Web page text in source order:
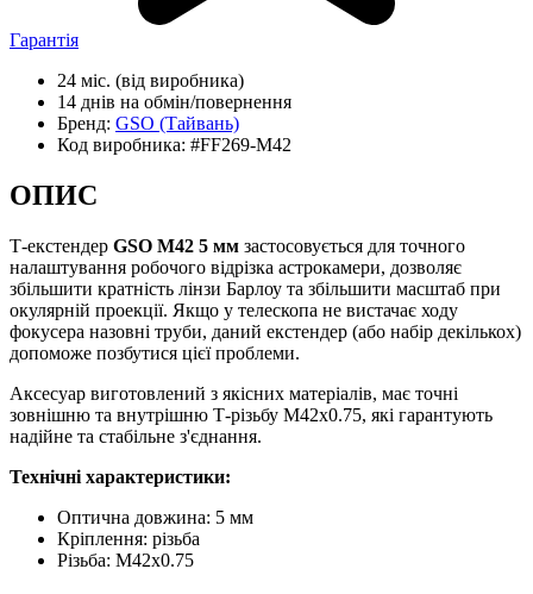
Гарантія
24 міс. (від виробника)
14 днів на обмін/повернення
Бренд: GSO (Тайвань)
Код виробника: #FF269-M42
ОПИС
Т-екстендер GSO М42 5 мм застосовується для точного
налаштування робочого відрізка астрокамери, дозволяє
збільшити кратність лінзи Барлоу та збільшити масштаб при
окулярній проекції. Якщо у телескопа не вистачає ходу
фокусера назовні труби, даний екстендер (або набір декількох)
допоможе позбутися цієї проблеми.
Аксесуар виготовлений з якісних матеріалів, має точні
зовнішню та внутрішню Т-різьбу М42х0.75, які гарантують
надійне та стабільне з'єднання.
Технічні характеристики:
Оптична довжина: 5 мм
Кріплення: різьба
Різьба: М42х0.75